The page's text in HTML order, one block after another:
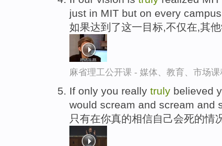
just in MIT but on every
如果达到了这一目标,不仅在,其
麻省理工公开课 - 媒体、教育、市场
If only you really truly believed
would scream and scream and
只有在你真的相信自己会死的情